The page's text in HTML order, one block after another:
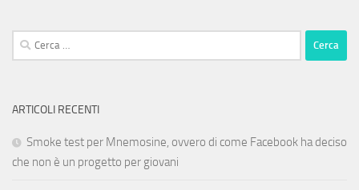
Ricerca
per:
ARTICOLI RECENTI
Smoke test per Mnemosine, ovvero di come Facebook ha deciso
che non è un progetto per giovani